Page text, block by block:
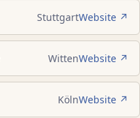
StuttgartWebsite ↗
WittenWebsite ↗
KölnWebsite ↗